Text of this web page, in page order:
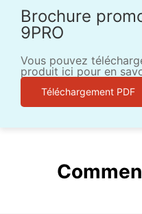
Brochure
9PRO
Vous pouvez
produit ici pour en
Téléchargement PDF